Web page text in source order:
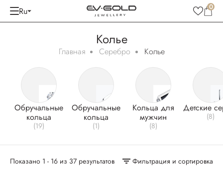
Ru 0
Колье
Главная Серебро Колье
Oбручальные
кольца
(19)
Обручальные
кольца
(1)
Kольца для
мужчин
(8)
Детские
(8)
Показано 1 - 16 из 37 результатов Фильтрация и сортировка